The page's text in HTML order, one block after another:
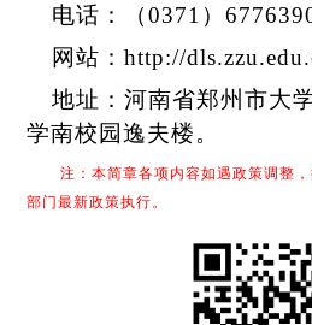
电话：（0371）
网站：http://
地址：河南省郑州市大
学南校园逸夫楼。
注：本简章各项内容如遇政策调整
部门最新政策执行。